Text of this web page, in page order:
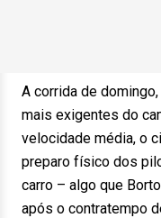
A corrida de
mais exigentes do
velocidade média, o
preparo físico dos
carro – algo que
após o contratempo